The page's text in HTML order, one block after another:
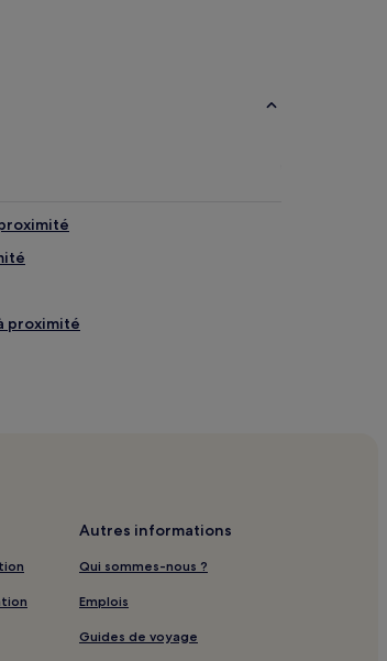
proximité
Autres informations
Qui sommes-nous ?
Emplois
Guides de voyage